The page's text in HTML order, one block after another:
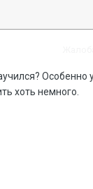
Особенно
хоть немного.